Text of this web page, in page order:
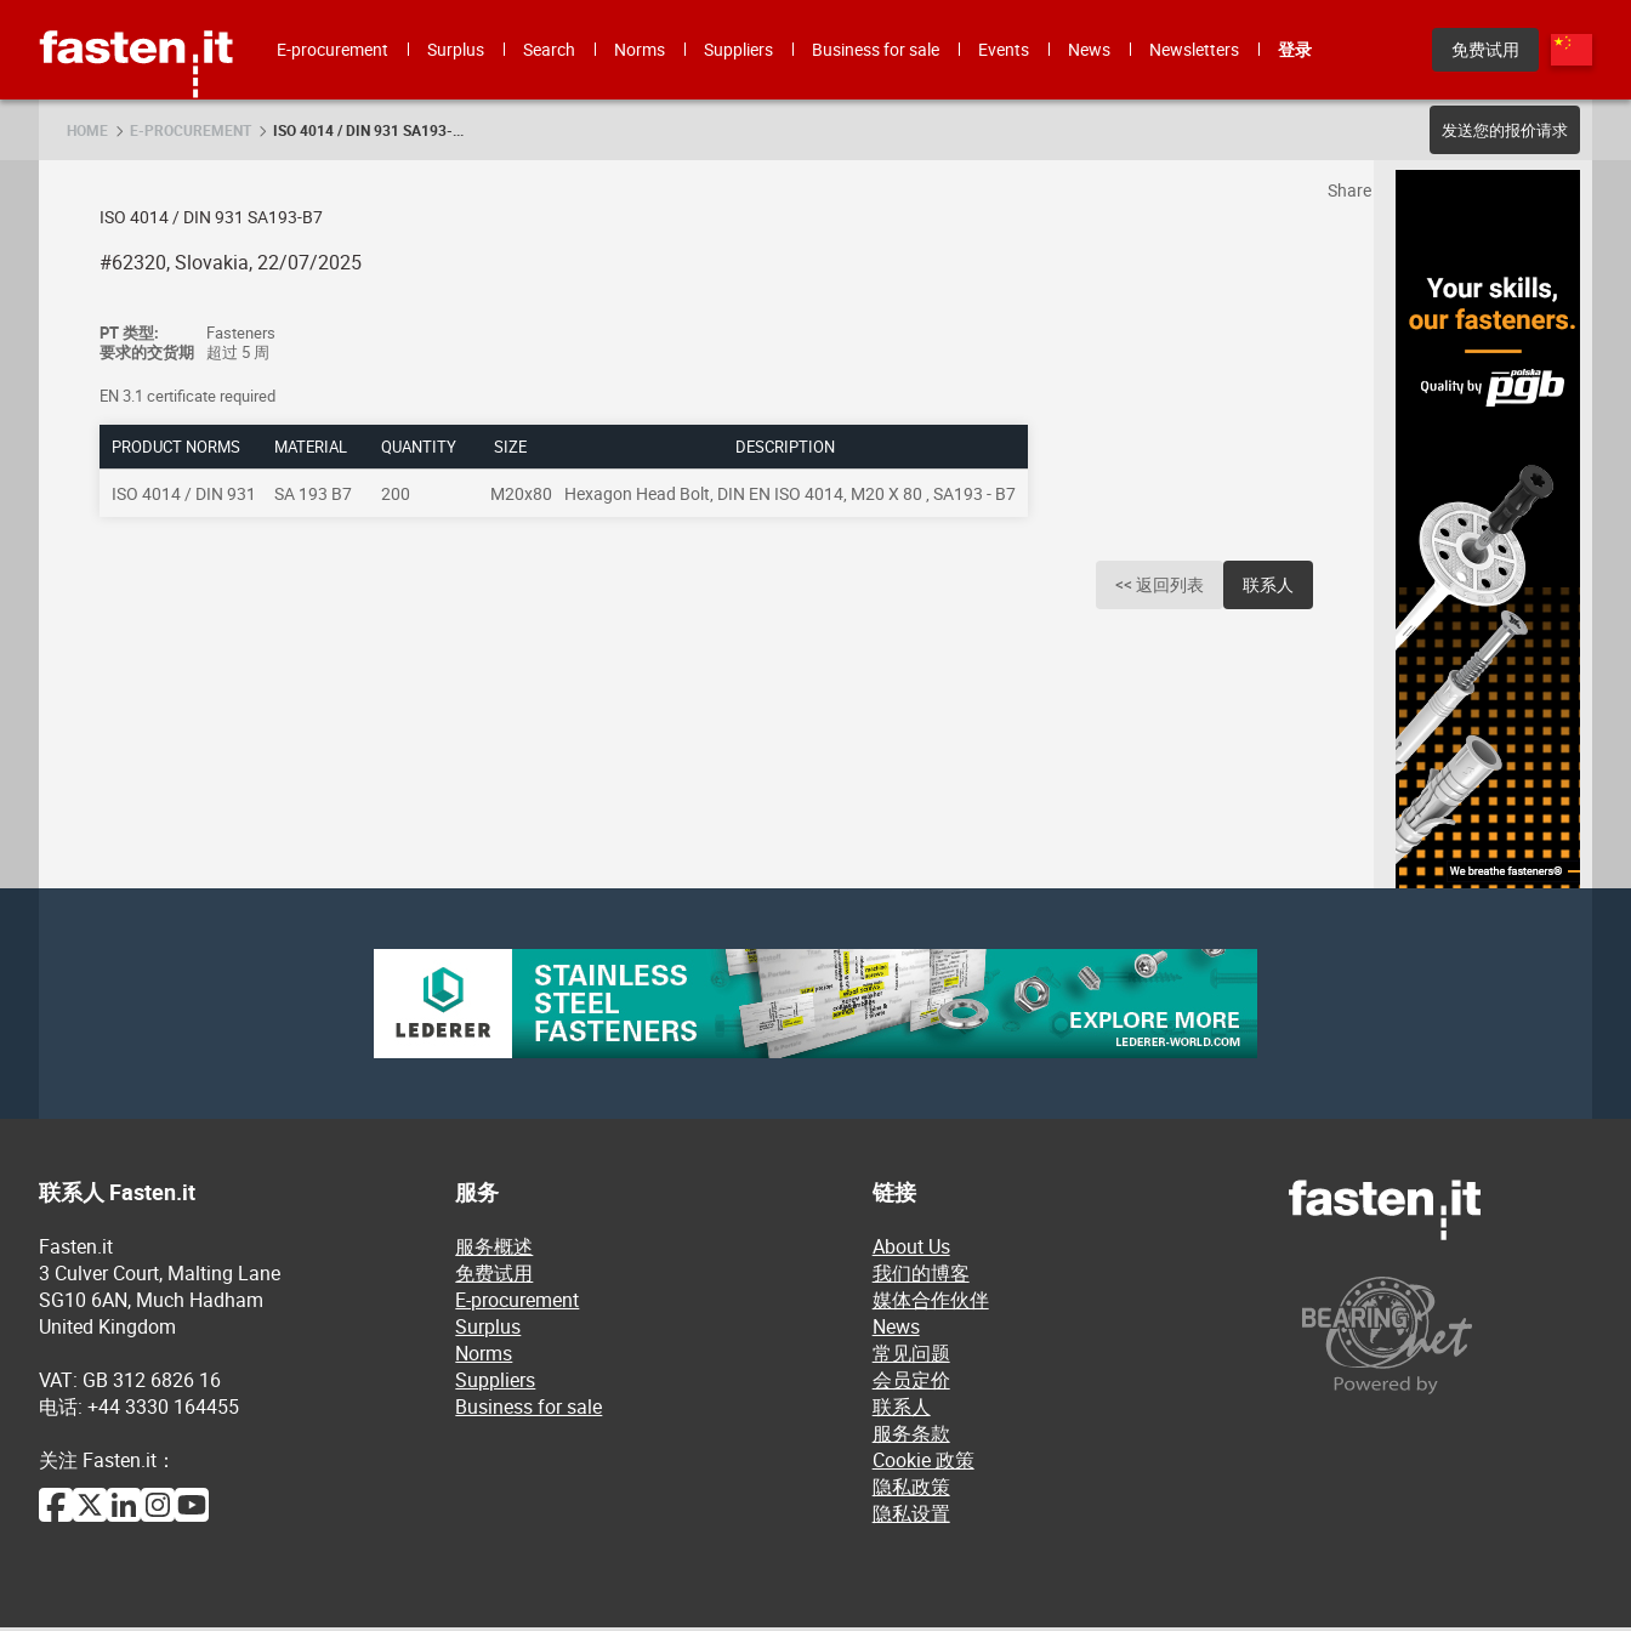
E-procurement Surplus Search Norms Suppliers Business for sale Events News Newsletters 登录 免费试用
HOME E-PROCUREMENT ISO 4014 / DIN 931 SA193-... 发送您的报价请求
ISO 4014 / DIN 931 SA193-B7
#62320, Slovakia, 22/07/2025
PT 类型:
Fasteners
要求的交货期
超过 5 周
EN 3.1 certificate required
PRODUCT NORMS MATERIAL QUANTITY SIZE DESCRIPTION
ISO 4014 / DIN 931 SA 193 B7 200 M20x80 Hexagon Head Bolt, DIN EN ISO 4014, M20 X 80 , SA193 - B7
<< 返回列表 联系人
Share
联系人 Fasten.it
Fasten.it
3 Culver Court, Malting Lane
SG10 6AN, Much Hadham
United Kingdom
VAT: GB 312 6826 16
电话: +44 3330 164455
关注 Fasten.it：
服务
服务概述
免费试用
E-procurement
Surplus
Norms
Suppliers
Business for sale
链接
About Us
我们的博客
媒体合作伙伴
News
常见问题
会员定价
联系人
服务条款
Cookie 政策
隐私政策
隐私设置